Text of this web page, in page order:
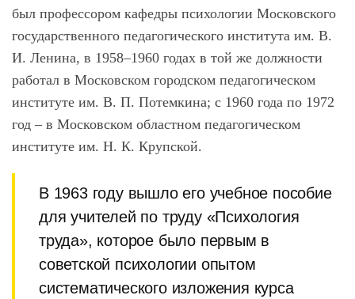
был профессором кафедры психологии Московского
государственного педагогического института им. В.
И. Ленина, в 1958–1960 годах в той же должности
работал в Московском городском педагогическом
институте им. В. П. Потемкина; с 1960 года по 1972
год – в Московском областном педагогическом
институте им. Н. К. Крупской.
В 1963 году вышло его учебное пособие
для учителей по труду «Психология
труда», которое было первым в
советской психологии опытом
систематического изложения курса